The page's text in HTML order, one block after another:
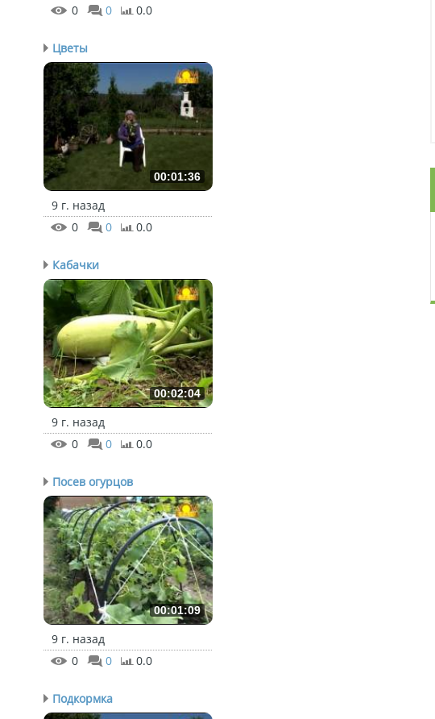
0
0 0.0
Цветы
00:01:36
9 г. назад
0
0 0.0
Кабачки
00:02:04
9 г. назад
0
0 0.0
Посев огурцов
00:01:09
9 г. назад
0
0 0.0
Подкормка